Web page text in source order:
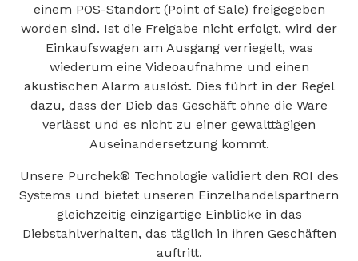
einem POS-Standort (Point of Sale) freigegeben
worden sind. Ist die Freigabe nicht erfolgt, wird der
Einkaufswagen am Ausgang verriegelt, was
wiederum eine Videoaufnahme und einen
akustischen Alarm auslöst. Dies führt in der Regel
dazu, dass der Dieb das Geschäft ohne die Ware
verlässt und es nicht zu einer gewalttägigen
Auseinandersetzung kommt.
Unsere Purchek® Technologie validiert den ROI des
Systems und bietet unseren Einzelhandelspartnern
gleichzeitig einzigartige Einblicke in das
Diebstahlverhalten, das täglich in ihren Geschäften
auftritt.